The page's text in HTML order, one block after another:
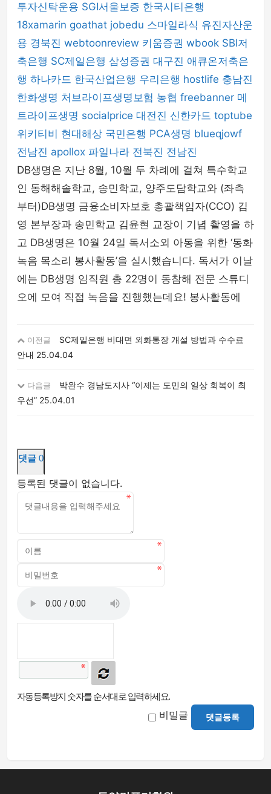
투자신탁운용 SGI서울보증 한국시티은행
18xamarin goathat jobedu 스마일라식 유진자산운
용 경북진 webtoonreview 키움증권 wbook SBI저
축은행 SC제일은행 삼성증권 대구진 애큐온저축은
행 하나카드 한국산업은행 우리은행 hostlife 충남진
한화생명 처브라이프생명보험 농협 freebanner 메
트라이프생명 socialprice 대전진 신한카드 toptube
위키티비 현대해상 국민은행 PCA생명 blueqjowf
전남진 apollox 파일나라 전북진 전남진
DB생명은 지난 8월, 10월 두 차례에 걸쳐 특수학교
인 동해해솔학교, 송민학교, 양주도담학교와 (좌측
부터)DB생명 금융소비자보호 총괄책임자(CCO) 김
영 본부장과 송민학교 김윤현 교장이 기념 촬영을 하
고 DB생명은 10월 24일 독서소외 아동을 위한 ‘동화
녹음 목소리 봉사활동’을 실시했습니다. 독서가 이날
에는 DB생명 임직원 총 22명이 동참해 전문 스튜디
오에 모여 직접 녹음을 진행했는데요! 봉사활동에
이전글
SC제일은행 비대면 외화통장 개설 방법과 수수료
안내 25.04.04
다음글
박완수 경남도지사 “이제는 도민의 일상 회복이 최
우선” 25.04.01
댓글 0
등록된 댓글이 없습니다.
자동등록방지 숫자를 순서대로 입력하세요.
비밀글 댓글등록